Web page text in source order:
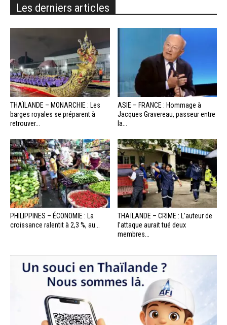
Les derniers articles
THAÏLANDE – MONARCHIE : Les
barges royales se préparent à
retrouver...
ASIE – FRANCE : Hommage à
Jacques Gravereau, passeur entre
la...
PHILIPPINES – ÉCONOMIE : La
croissance ralentit à 2,3 %, au...
THAÏLANDE – CRIME : L’auteur de
l’attaque aurait tué deux
membres...